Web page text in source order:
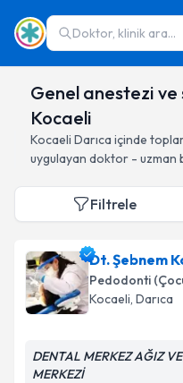
Doktor, klinik ara...
Genel anestezi ve
Kocaeli
Kocaeli Darıca içinde
uygulayan doktor - uzman
Filtrele
Dt. Şebnem
Pedodonti
Kocaeli, Darıca
DENTAL MERKEZ AĞIZ
MERKEZİ